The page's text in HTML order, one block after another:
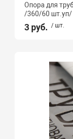
Опора для
/360/60 шт.уп/
3 руб. / шт.